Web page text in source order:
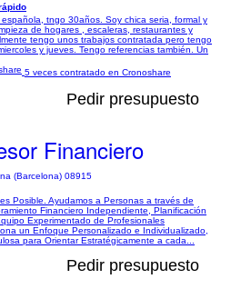
tngo 30años. Soy chica seria, formal y
de hogares , escaleras, restaurantes y
tengo unos trabajos contratada pero tengo
y jueves. Tengo referencias también. Un
5 veces contratado en Cronoshare
Pedir presupuesto
Financiero
(Barcelona) 08915
Posible. Ayudamos a Personas a través de
Financiero Independiente, Planificación
Experimentado de Profesionales
un Enfoque Personalizado e Individualizado,
para Orientar Estratégicamente a cada...
Pedir presupuesto